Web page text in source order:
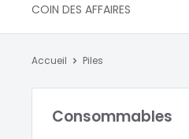
proximite
COIN DES AFFAIRES
Accueil Piles
Consommables